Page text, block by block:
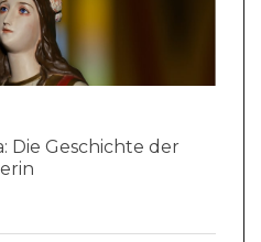
Die Geschichte der